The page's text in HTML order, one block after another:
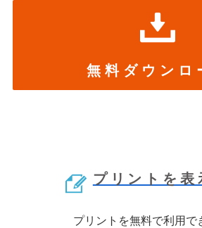
無 料 ダ ウ ン ロ
プリントを表
プリントを無料で利用で